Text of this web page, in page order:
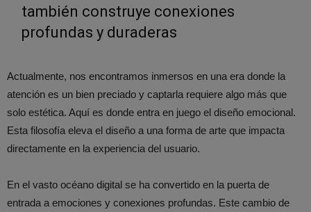
también construye conexiones
profundas y duraderas
Actualmente, nos encontramos inmersos en una era donde la
atención es un bien preciado y captarla requiere algo más que
solo estética. Aquí es donde entra en juego el diseño emocional.
Esta filosofía eleva el diseño a una forma de arte que impacta
directamente en la experiencia del usuario.
En el vasto océano digital se ha convertido en la puerta de
entrada a emociones y conexiones profundas. Este cambio de